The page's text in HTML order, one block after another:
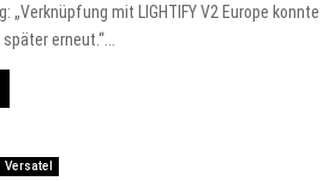
„Verknüpfung mit LIGHTIFY V2 Europe
erneut.“...
Versatel